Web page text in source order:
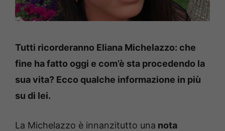
Tutti ricorderanno Eliana Michelazzo: che
fine ha fatto oggi e com’è sta procedendo la
sua vita? Ecco qualche informazione in più
su di lei.
La Michelazzo è innanzitutto una nota